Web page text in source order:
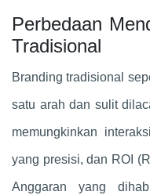
Perbedaan
Tradisional
Branding tradisional
satu arah dan sulit
memungkinkan
yang presisi, dan ROI
Anggaran yang